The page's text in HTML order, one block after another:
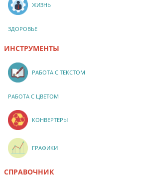
ЖИЗНЬ
ЗДОРОВЬЕ
ИНСТРУМЕНТЫ
РАБОТА С ТЕКСТОМ
РАБОТА С ЦВЕТОМ
КОНВЕРТЕРЫ
ГРАФИКИ
СПРАВОЧНИК